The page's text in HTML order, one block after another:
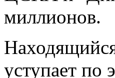
миллионов.
уступает по